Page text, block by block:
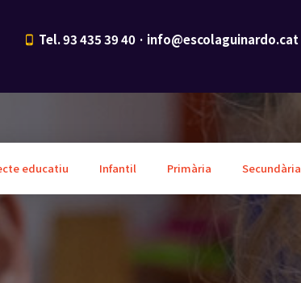
Tel. 93 435 39 40 · info@escolaguinardo.cat
educatiu Infantil Primària Secundària